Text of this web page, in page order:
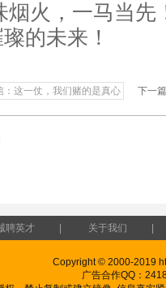
烟火，一马当先
的未来！
这一仗，我们赌的是真心 下一
聘英才 关于我们
Copyright © 2000-2019
广告合作QQ：